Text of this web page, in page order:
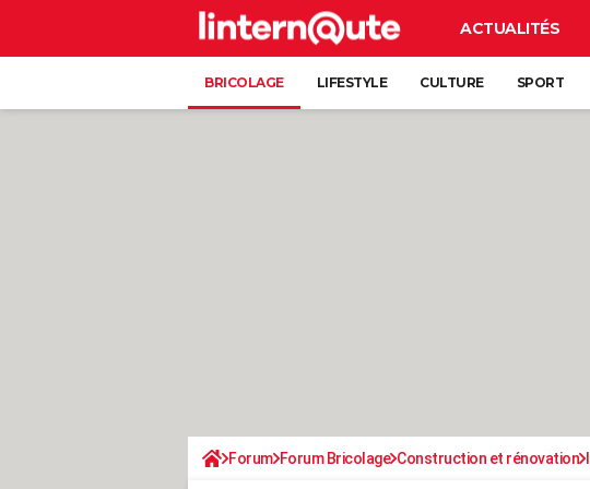
ACTUALITÉS
BRICOLAGE LIFESTYLE CULTURE SPORT
Forum Forum Bricolage Construction et rénovation